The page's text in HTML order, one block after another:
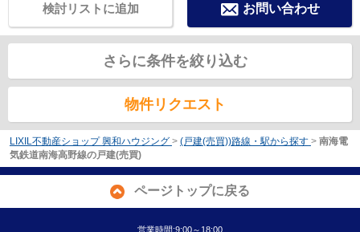
お問い合わせ
検討リストに追加
さらに条件を絞り込む
物件リクエスト
LIXIL不動産ショップ 興和ハウジング > (戸建(売買))路線・駅から探す > 南海電
気鉄道南海高野線の戸建(売買)
ページトップに戻る
営業時間:9:00～18:00